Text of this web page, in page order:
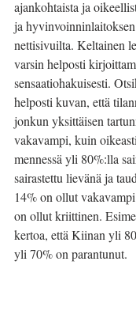
ajankohtaista ja
ja
nettisivuilta. Keltainen
varsin helposti
sensaatiohakuisesti.
helposti kuvan, että
jonkun yksittäisen
vakavampi, kuin
mennessä yli 80%:lla
sairastettu lievänä ja
14% on ollut
on ollut kriittinen.
kertoa, että Kiinan yli 80
yli 70% on parantunut.